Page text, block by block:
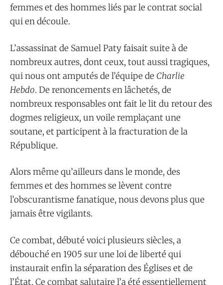
femmes et des hommes liés par le contrat social
qui en découle.
L’assassinat de Samuel Paty faisait suite à de
nombreux autres, dont ceux, tout aussi tragiques,
qui nous ont amputés de l’équipe de Charlie
Hebdo. De renoncements en lâchetés, de
nombreux responsables ont fait le lit du retour des
dogmes religieux, un voile remplaçant une
soutane, et participent à la fracturation de la
République.
Alors même qu’ailleurs dans le monde, des
femmes et des hommes se lèvent contre
l’obscurantisme fanatique, nous devons plus que
jamais être vigilants.
Ce combat, débuté voici plusieurs siècles, a
débouché en 1905 sur une loi de liberté qui
instaurait enfin la séparation des Églises et de
l’État. Ce combat salutaire l’a été essentiellement